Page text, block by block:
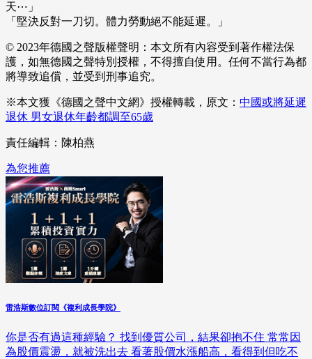
天⋯」
「堅決反對一刀切。體力勞動絕不能延遲。」
© 2023年德國之聲版權聲明：本文所有內容受到著作權法保
護，如無德國之聲特別授權，不得擅自使用。任何不當行為都
將導致追償，並受到刑事追究。
※本文獲《德國之聲中文網》授權轉載，原文： 中國或將延遲
退休 男女退休年齡都調至65歲
責任編輯：陳柏燕
為您推薦
雷浩斯數位訂閱《複利成長學院》
你是否有過這種經驗？ 找到優質公司，結果卻抱不住 常常因
為股價震盪，就被洗出去 看著股價水漲船高，看得到但吃不